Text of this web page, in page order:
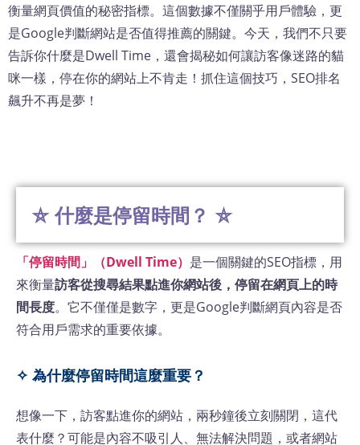
衡量網頁價值的秘密指標。這個數據不僅關乎用戶體驗，更
是Google判斷網站是否值得推薦的關鍵。今天，我們不只要
告訴你什麼是Dwell Time，還會揭秘如何讓訪客像迷路的貓
咪一樣，停在你的網站上不肯走！抓住這個技巧，SEO排名
飆升不再是夢！
⛤ 什麼是停留時間？ ⛤
「停留時間」（Dwell Time） 是一個關鍵的SEO指標，用
來衡量訪客從搜尋結果點進你網站後，停留在網頁上的時
間長度。它不僅僅是數字，更是Google判斷網頁內容是否
符合用戶需求的重要依據。
✧ 為什麼停留時間這麼重要？
想像一下，訪客點進你的網站，兩秒鐘後立刻關閉，這代
表什麼？可能是內容不吸引人、無法解決問題，或者網站